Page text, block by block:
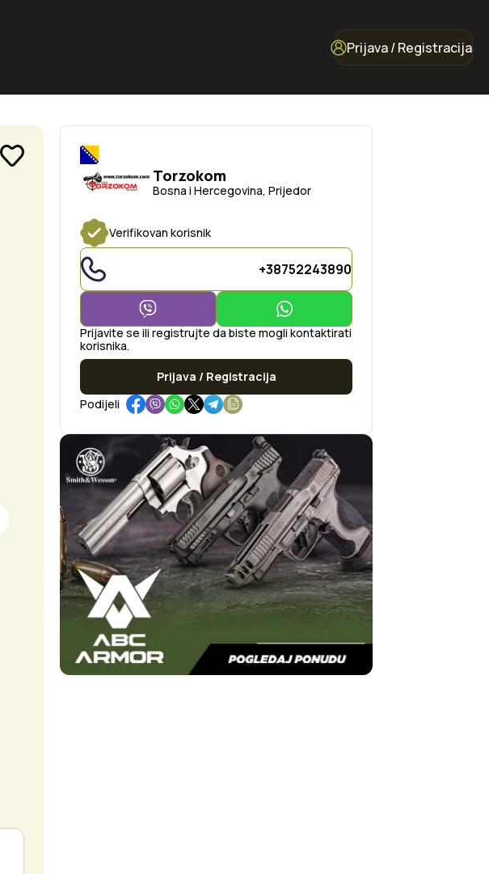
Prijava / Registracija
Torzokom
Bosna i Hercegovina, Prijedor
Verifikovan korisnik
+38752243890
Prijavite se ili registrujte da biste mogli kontaktirati
korisnika.
Prijava / Registracija
Podijeli